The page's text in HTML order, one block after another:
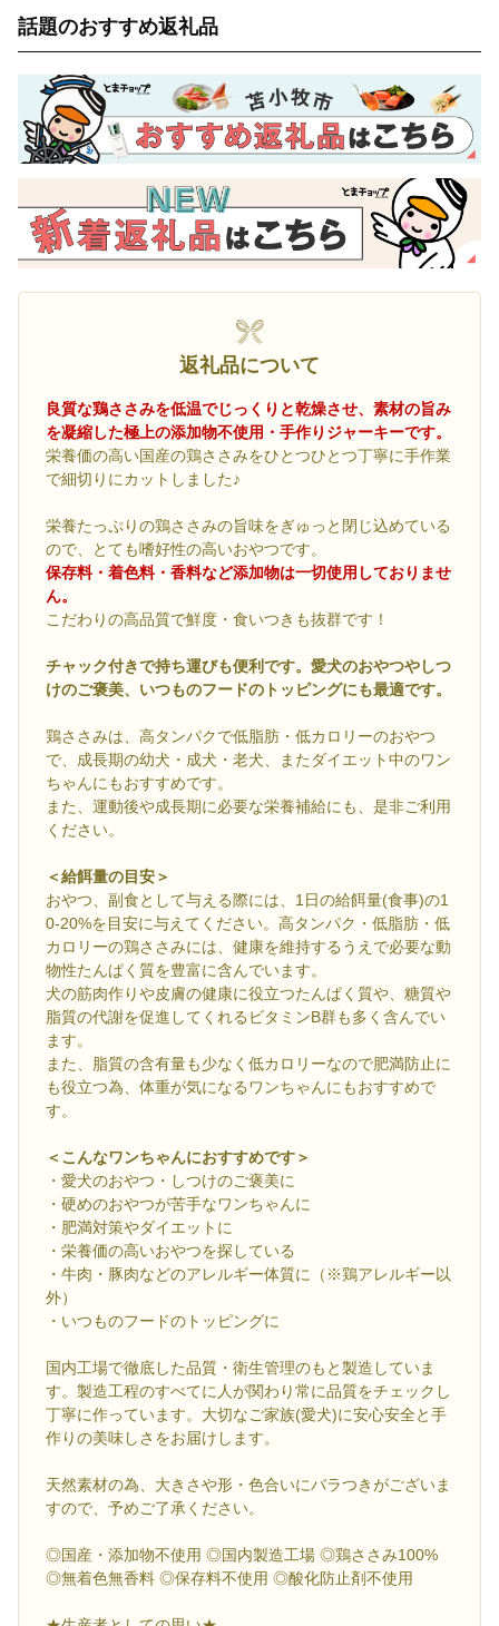
話題のおすすめ返礼品
返礼品について
良質な鶏ささみを低温でじっくりと乾燥させ、素材の旨み
を凝縮した極上の添加物不使用・手作りジャーキーです。
栄養価の高い国産の鶏ささみをひとつひとつ丁寧に手作業
で細切りにカットしました♪
栄養たっぷりの鶏ささみの旨味をぎゅっと閉じ込めている
ので、とても嗜好性の高いおやつです。
保存料・着色料・香料など添加物は一切使用しておりませ
ん。
こだわりの高品質で鮮度・食いつきも抜群です！
チャック付きで持ち運びも便利です。愛犬のおやつやしつ
けのご褒美、いつものフードのトッピングにも最適です。
鶏ささみは、高タンパクで低脂肪・低カロリーのおやつ
で、成長期の幼犬・成犬・老犬、またダイエット中のワン
ちゃんにもおすすめです。
また、運動後や成長期に必要な栄養補給にも、是非ご利用
ください。
＜給餌量の目安＞
おやつ、副食として与える際には、1日の給餌量(食事)の1
0-20%を目安に与えてください。高タンパク・低脂肪・低
カロリーの鶏ささみには、健康を維持するうえで必要な動
物性たんぱく質を豊富に含んでいます。
犬の筋肉作りや皮膚の健康に役立つたんぱく質や、糖質や
脂質の代謝を促進してくれるビタミンB群も多く含んでい
ます。
また、脂質の含有量も少なく低カロリーなので肥満防止に
も役立つ為、体重が気になるワンちゃんにもおすすめで
す。
＜こんなワンちゃんにおすすめです＞
・愛犬のおやつ・しつけのご褒美に
・硬めのおやつが苦手なワンちゃんに
・肥満対策やダイエットに
・栄養価の高いおやつを探している
・牛肉・豚肉などのアレルギー体質に（※鶏アレルギー以
外）
・いつものフードのトッピングに
国内工場で徹底した品質・衛生管理のもと製造していま
す。製造工程のすべてに人が関わり常に品質をチェックし
丁寧に作っています。大切なご家族(愛犬)に安心安全と手
作りの美味しさをお届けします。
天然素材の為、大きさや形・色合いにバラつきがございま
すので、予めご了承ください。
◎国産・添加物不使用 ◎国内製造工場 ◎鶏ささみ100%
◎無着色無香料 ◎保存料不使用 ◎酸化防止剤不使用